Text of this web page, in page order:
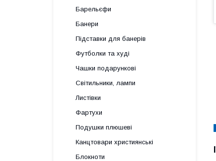
Барельєфи
Банери
Підставки для банерів
Футболки та худі
Чашки подарункові
Світильники, лампи
Листівки
Фартухи
Подушки плюшеві
Канцтовари християнські
Блокноти